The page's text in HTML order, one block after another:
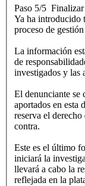
Paso 5/5 Finalizar
Ya ha introducido
proceso de
La información
de
investigados y las
El denunciante se
aportados en esta
reserva el
contra.
Este es el último
iniciará la
llevará a cabo la
reflejada en la